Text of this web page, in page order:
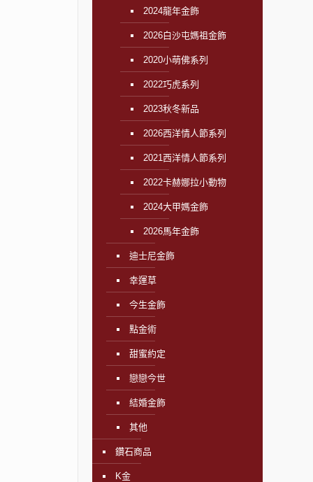
2024龍年金飾
2026白沙屯媽祖金飾
2020小萌佛系列
2022巧虎系列
2023秋冬新品
2026西洋情人節系列
2021西洋情人節系列
2022卡赫娜拉小動物
2024大甲媽金飾
2026馬年金飾
迪士尼金飾
幸運草
今生金飾
點金術
甜蜜約定
戀戀今世
結婚金飾
其他
鑽石商品
K金